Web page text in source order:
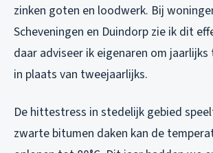
zinken goten en loodwerk. Bij
Scheveningen en Duindorp zie ik dit
daar adviseer ik eigenaren om
in plaats van tweejaarlijks.
De hittestress in stedelijk gebied
zwarte bitumen daken kan de